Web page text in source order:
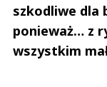
szkodliwe dla
ponieważ… z
wszystkim